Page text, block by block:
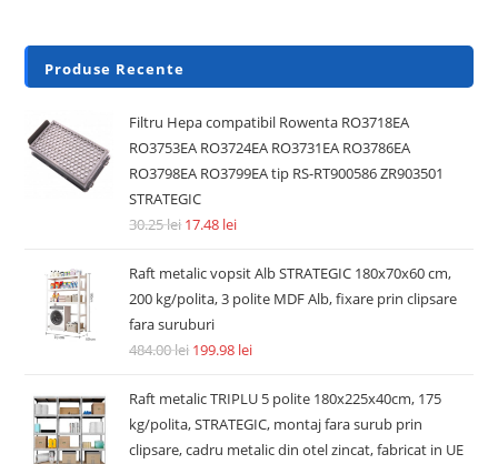
Produse Recente
Filtru Hepa compatibil Rowenta RO3718EA
RO3753EA RO3724EA RO3731EA RO3786EA
RO3798EA RO3799EA tip RS-RT900586 ZR903501
STRATEGIC
30.25lei 17.48 lei
Raft metalic vopsit Alb STRATEGIC 180x70x60 cm,
200 kg/polita, 3 polite MDF Alb, fixare prin clipsare
fara suruburi
484.00lei 199.98 lei
Raft metalic TRIPLU 5 polite 180x225x40cm, 175
kg/polita, STRATEGIC, montaj fara surub prin
clipsare, cadru metalic din otel zincat, fabricat in UE